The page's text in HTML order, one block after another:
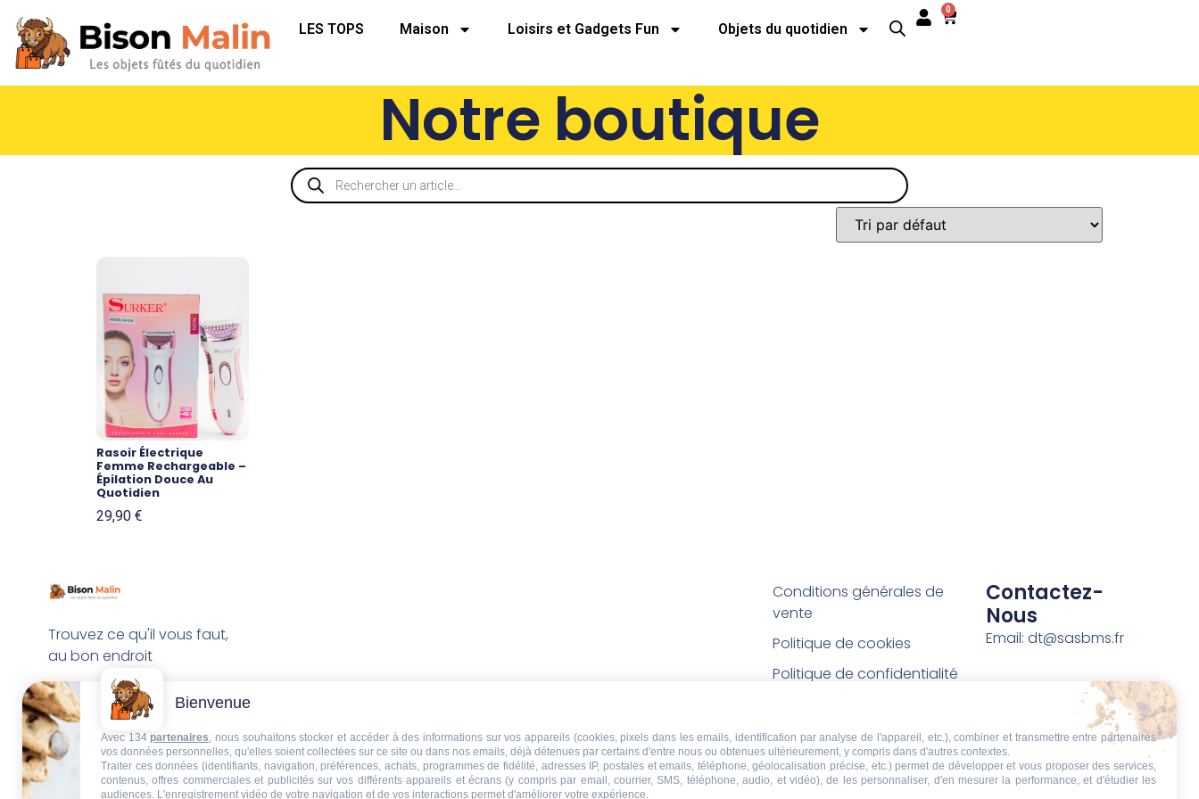
LES TOPS Maison Loisirs et Gadgets Fun Objets du quotidien
0
Notre boutique
Rasoir Électrique
Femme Rechargeable –
Épilation Douce Au
Quotidien
29,90 €
Trouvez ce qu'il vous faut,
au bon endroit
Conditions générales de
vente
Politique de cookies
Politique de confidentialité
Conditions de retour et de
remboursement
Droit de rétractation
Contactez-
Nous
Email: dt@sasbms.fr
Bienvenue
Avec 134 partenaires, nous souhaitons stocker et accéder à des informations sur vos appareils (cookies, pixels dans les emails, identification par analyse de l'appareil, etc.), combiner et transmettre entre partenaires
vos données personnelles, qu'elles soient collectées sur ce site ou dans nos emails, déjà détenues par certains d'entre nous ou obtenues ultérieurement, y compris dans d'autres contextes.
Traiter ces données (identifiants, navigation, préférences, achats, programmes de fidélité, adresses IP, postales et emails, téléphone, géolocalisation précise, etc.) permet de développer et vous proposer des services,
contenus, offres commerciales et publicités sur vos différents appareils et écrans (y compris par email, courrier, SMS, téléphone, audio, et vidéo), de les personnaliser, d'en mesurer la performance, et d'étudier les
audiences. L'enregistrement vidéo de votre navigation et de vos interactions permet d'améliorer votre expérience.